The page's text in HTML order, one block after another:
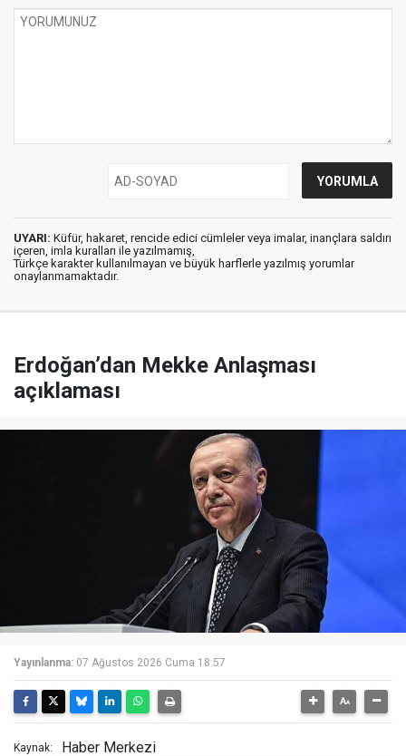
UYARI: Küfür, hakaret, rencide edici cümleler veya imalar, inançlara saldırı
içeren, imla kuralları ile yazılmamış,
Türkçe karakter kullanılmayan ve büyük harflerle yazılmış yorumlar
onaylanmamaktadır.
Erdoğan’dan Mekke Anlaşması
açıklaması
Yayınlanma: 07 Ağustos 2026 Cuma 18:57
Kaynak: Haber Merkezi